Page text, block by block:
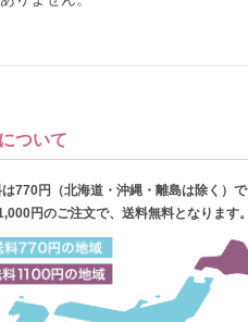
ついて
は770円（北海道・沖縄・離島は除く）で
円のご注文で、送料無料となります。